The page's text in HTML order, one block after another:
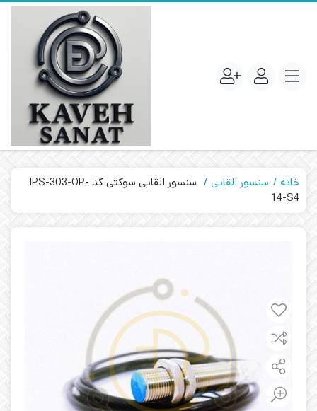
خانه سنسور القایی
سنسور القایی سوکتی کد IPS-303-OP-
14-S4